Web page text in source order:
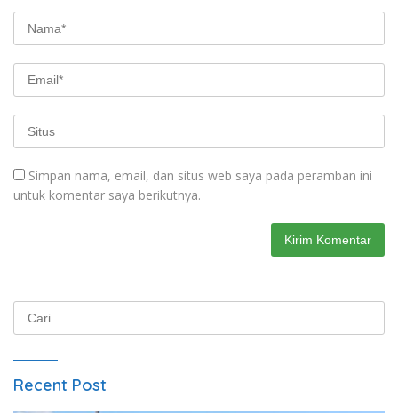
Simpan nama, email, dan situs web saya pada peramban ini
untuk komentar saya berikutnya.
Recent Post